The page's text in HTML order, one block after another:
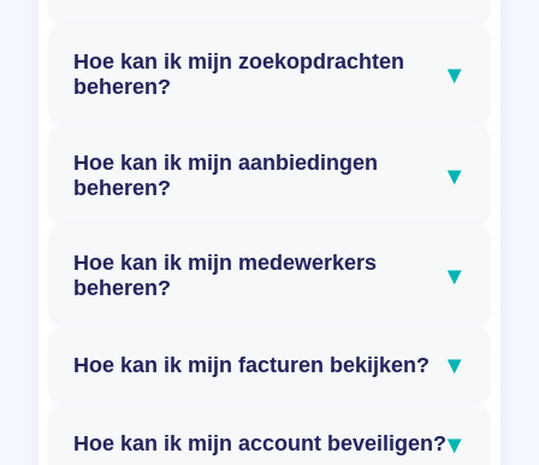
Hoe kan ik mijn zoekopdrachten
beheren?
▾
Hoe kan ik mijn aanbiedingen
beheren?
▾
Hoe kan ik mijn medewerkers
beheren?
▾
Hoe kan ik mijn facturen bekijken? ▾
Hoe kan ik mijn account beveiligen?▾